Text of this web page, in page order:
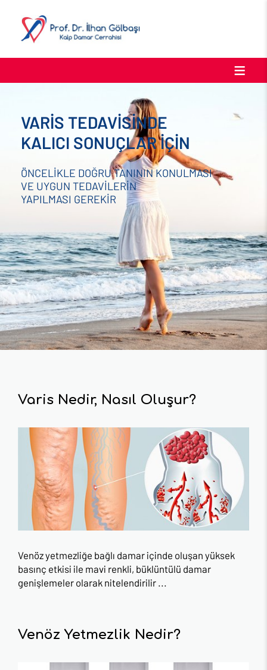
VARİS TEDAVİSİNDE
KALICI SONUÇLAR İÇİN
ÖNCELİKLE DOĞRU TANININ KONULMASI
VE UYGUN TEDAVİLERİN
YAPILMASI GEREKİR
Varis Nedir, Nasıl Oluşur?
Venöz yetmezliğe bağlı damar içinde oluşan yüksek
basınç etkisi ile mavi renkli, büklüntülü damar
genişlemeler olarak nitelendirilir ...
Venöz Yetmezlik Nedir?